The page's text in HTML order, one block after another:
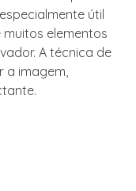
útil
elementos
A técnica de
a imagem,